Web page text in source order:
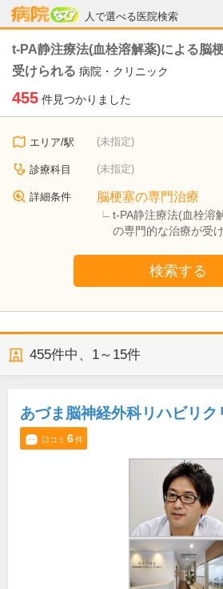
人で選べる医院検索
病院なび
t-PA静注療法(血栓溶解薬)による脳
受けられる 病院・クリニック
455 件見つかりました
エリア/駅 (未指定)
診療科目 (未指定)
詳細条件 脳梗塞の専門治療
t-PA静注療法(血栓溶
の専門的な治療が受
検索する
455件中、 1～15件
あづま脳神経外科リハビリク
口コミ 6件